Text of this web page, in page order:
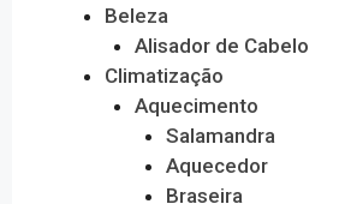
Beleza
Alisador de Cabelo
Climatização
Aquecimento
Salamandra
Aquecedor
Braseira